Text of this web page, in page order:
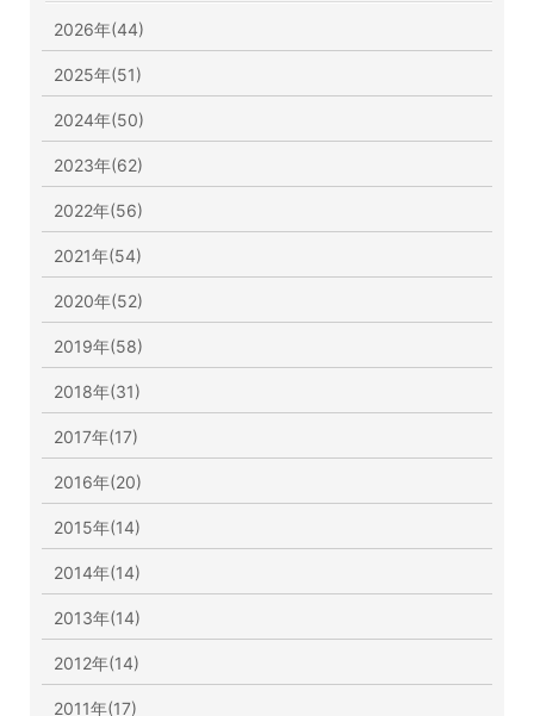
2026年(44)
2025年(51)
2024年(50)
2023年(62)
2022年(56)
2021年(54)
2020年(52)
2019年(58)
2018年(31)
2017年(17)
2016年(20)
2015年(14)
2014年(14)
2013年(14)
2012年(14)
2011年(17)